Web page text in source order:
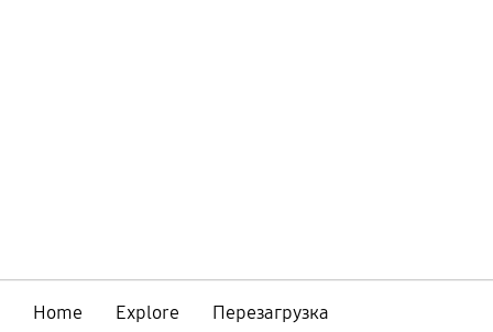
Home Explore
Перезагрузка